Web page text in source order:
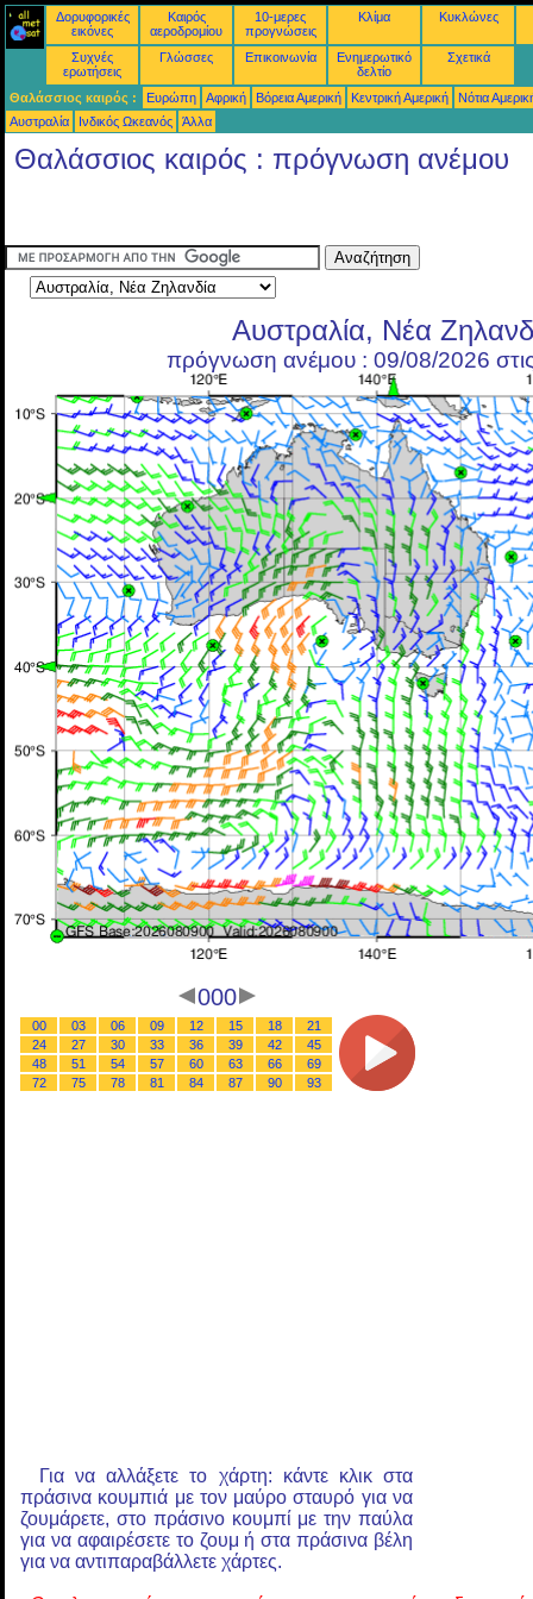
Δορυφορικές
εικόνες
Καιρός
αεροδρομίου
10-μερες
προγνώσεις
Κλίμα Κυκλώνες
Συχνές
ερωτήσεις
Γλώσσες Επικοινωνία
Ενημερωτικό
δελτίο
Σχετικά
Θαλάσσιος καιρός : Ευρώπη Αφρική Βόρεια Αμερική Κεντρική Αμερική
Νότια
Αυστραλία
Ινδικός Ωκεανός Άλλα
Θαλάσσιος καιρός : πρόγνωση ανέμου
Αυστραλία, Νέα
πρόγνωση ανέμου : 09/08/2026
000
00 03 06 09 12 15 18
21
24
27 30 33 36 39 42
45
48
51 54 57 60 63 66
69
72
75 78 81 84 87 90 93
Για να αλλάξετε το χάρτη: κάντε κλικ στα
πράσινα κουμπιά με τον μαύρο σταυρό για να
ζουμάρετε, στο πράσινο κουμπί με την παύλα
για να αφαιρέσετε το ζουμ ή στα πράσινα βέλη
για να αντιπαραβάλλετε χάρτες.